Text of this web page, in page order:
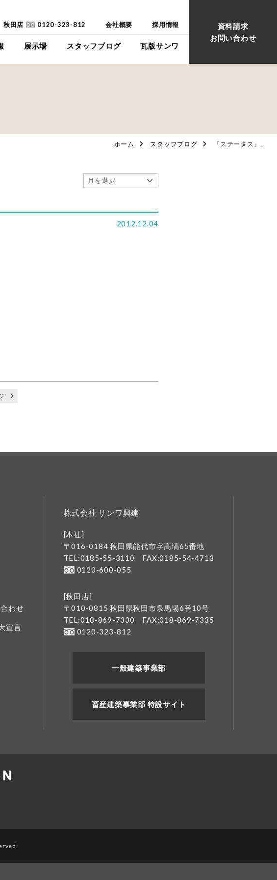
展示場
瀬平屋モデルハウス
スタッフブログ 瓦版サンワ
会社概要 採用情報
秋田店 0120-323-812
資料請求
お問い合わせ
ホーム スタッフブログ 『ステータス』。
2012.12.04
わせ
宣言
株式会社 サンワ興建
[本社]
〒016-0184 秋田県能代市字高塙65番地
TEL:0185-55-3110
FAX:0185-54-4713
0120-600-055
[秋田店]
〒010-0815 秋田県秋田市泉馬場6番10号
TEL:018-869-7330
FAX:018-869-7335
0120-323-812
一般建築事業部
畜産建築事業部 特設サイト